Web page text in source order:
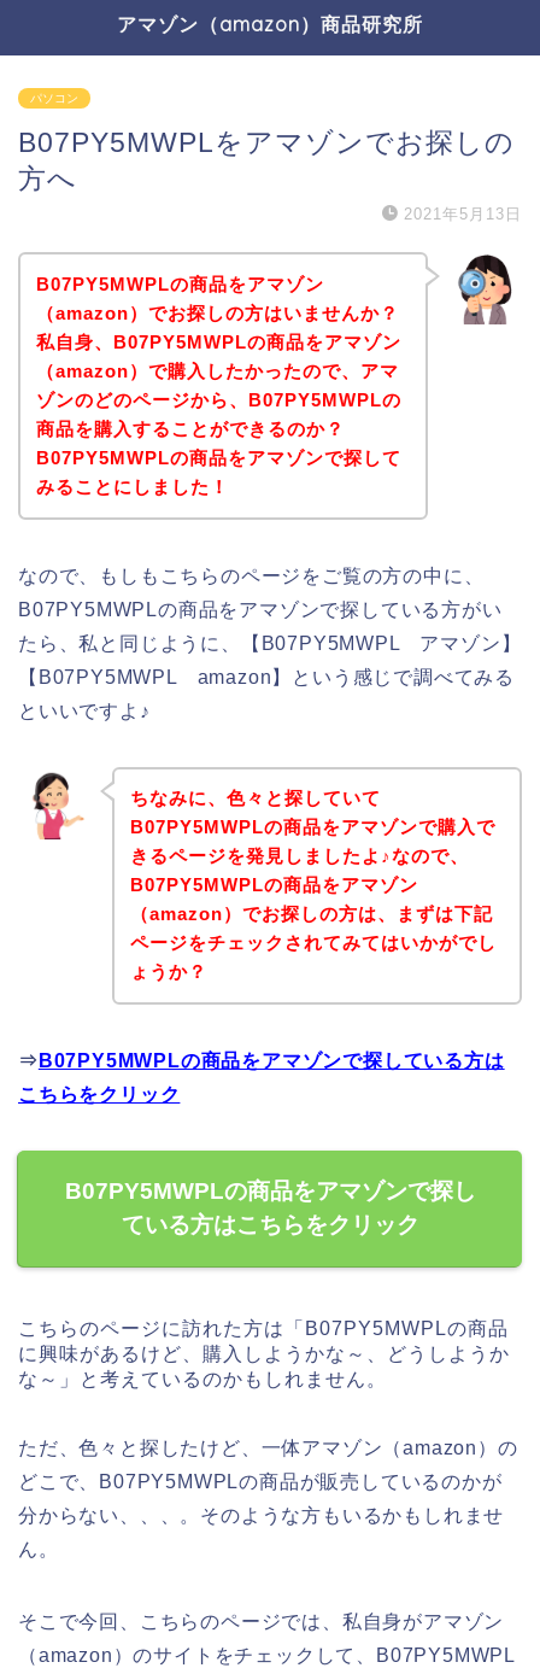
アマゾン（amazon）商品研究所
パソコン
B07PY5MWPLをアマゾンでお探しの
方へ
2021年5月13日
B07PY5MWPLの商品をアマゾン
（amazon）でお探しの方はいませんか？
私自身、B07PY5MWPLの商品をアマゾン
（amazon）で購入したかったので、アマ
ゾンのどのページから、B07PY5MWPLの
商品を購入することができるのか？
B07PY5MWPLの商品をアマゾンで探して
みることにしました！
なので、もしもこちらのページをご覧の方の中に、
B07PY5MWPLの商品をアマゾンで探している方がい
たら、私と同じように、【B07PY5MWPL アマゾン】
【B07PY5MWPL amazon】という感じで調べてみる
といいですよ♪
ちなみに、色々と探していて
B07PY5MWPLの商品をアマゾンで購入で
きるページを発見しましたよ♪なので、
B07PY5MWPLの商品をアマゾン
（amazon）でお探しの方は、まずは下記
ページをチェックされてみてはいかがでし
ょうか？
⇒ B07PY5MWPLの商品をアマゾンで探している方は
こちらをクリック
B07PY5MWPLの商品をアマゾンで探し
ている方はこちらをクリック
こちらのページに訪れた方は「B07PY5MWPLの商品
に興味があるけど、購入しようかな～、どうしようか
な～」と考えているのかもしれません。
ただ、色々と探したけど、一体アマゾン（amazon）の
どこで、B07PY5MWPLの商品が販売しているのかが
分からない、、、。そのような方もいるかもしれませ
ん。
そこで今回、こちらのページでは、私自身がアマゾン
（amazon）のサイトをチェックして、B07PY5MWPL